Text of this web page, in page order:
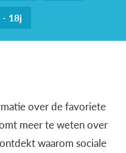
- 18j
over de favoriete
meer te weten over
waarom sociale